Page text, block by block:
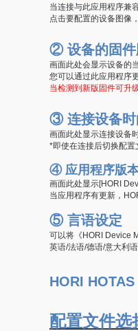
当连接与此应用程序兼
点击要配置的设备图像
② 设备的固件
画面此处会显示设备的
您可以通过此应用程序
当检测到新版固件可升
③ 连接设备时
画面此处显示连接设备
*即使在连接后切换配置
④ 应用程序版
画面此处显示[HORI
当应用程序有更新，
⑤ 言语设定
可以将《HORI Device
英语/法语/德语/意大利
HORI
配置文件选